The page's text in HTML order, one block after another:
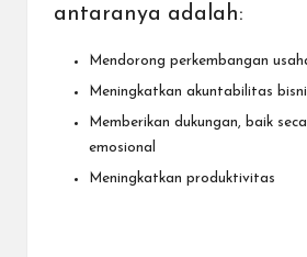
antaranya adalah:
Mendorong perkembangan
Meningkatkan akuntabilitas
Memberikan dukungan, baik
emosional
Meningkatkan produktivitas